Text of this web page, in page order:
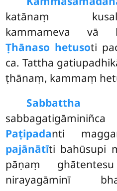
katānaṃ
kammameva vā
Ṭhānaso hetusoti
ca. Tattha
ṭhānaṃ, kammaṃ
Paṭipadanti
pajānātīti bahūsupi
pāṇaṃ
nirayagāminī